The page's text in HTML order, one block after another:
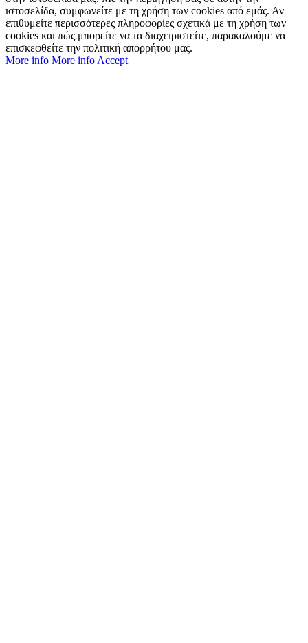
ιστοσελίδα, συμφωνείτε με τη χρήση των cookies από εμάς. Αν
επιθυμείτε περισσότερες πληροφορίες σχετικά με τη χρήση των
cookies και πώς μπορείτε να τα διαχειριστείτε, παρακαλούμε να
επισκεφθείτε την πολιτική απορρήτου μας.
More info More info Accept